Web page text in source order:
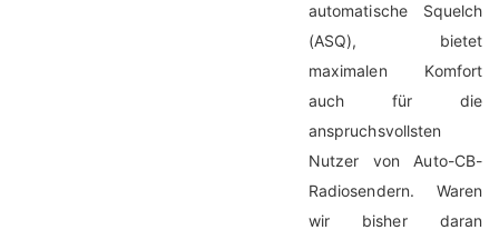
automatische Squelch
(ASQ), bietet
maximalen Komfort
auch für die
anspruchsvollsten
Nutzer von Auto-CB-
Radiosendern. Waren
wir bisher daran